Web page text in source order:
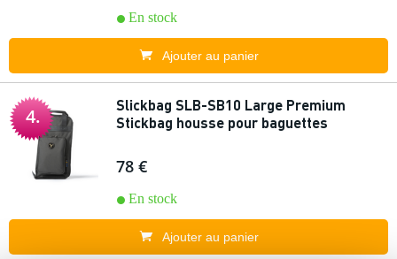
En stock
Ajouter au panier
4.
Slickbag SLB-SB10 Large Premium
Stickbag housse pour baguettes
78 €
En stock
Ajouter au panier